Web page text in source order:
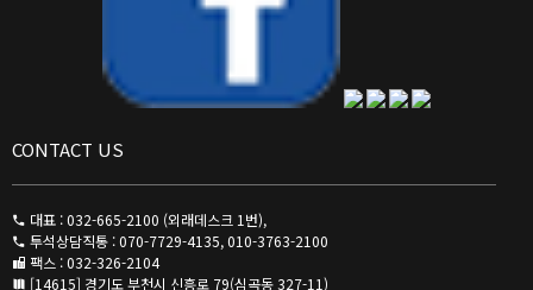
CONTACT US
대표 : 032-665-2100 (외래데스크 1번),
투석상담직통 : 070-7729-4135, 010-3763-2100
팩스 : 032-326-2104
[14615] 경기도 부천시 신흥로 79(심곡동 327-11)